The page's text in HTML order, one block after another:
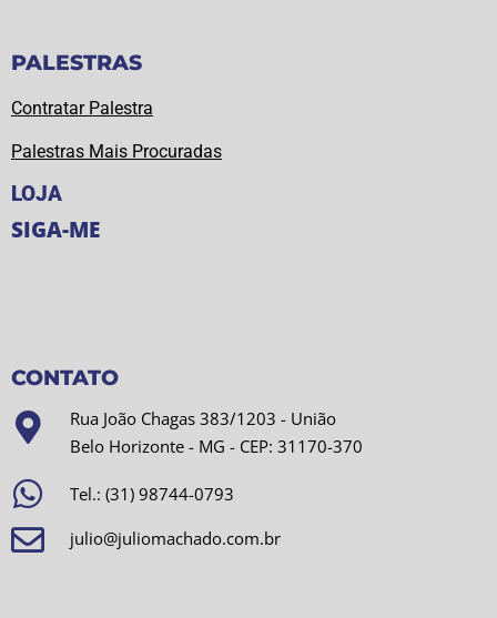
PALESTRAS
Contratar Palestra
Palestras Mais Procuradas
LOJA
SIGA-ME
CONTATO
Rua João Chagas 383/1203 - União
Belo Horizonte - MG - CEP: 31170-370
Tel.: (31) 98744-0793
julio@juliomachado.com.br